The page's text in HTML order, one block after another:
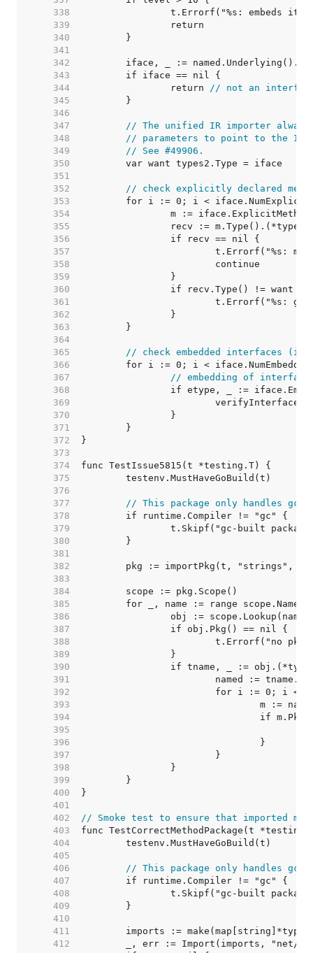
   338
   339
   340
   341
   342
   343
   344
		return
// not an
   345
   346
   347
// The unified IR importer
   348
// parameters to point to the
   349
// See #49906.
   350
   351
   352
// check explicitly declared
   353
   354
   355
   356
   357
   358
   359
   360
   361
   362
   363
   364
   365
// check embedded interfaces (if
   366
   367
// embedding of
   368
   369
   370
   371
   372
   373
   374
   375
   376
   377
// This package only handles gc
   378
   379
   380
   381
   382
   383
   384
   385
   386
   387
   388
   389
   390
   391
   392
   393
   394
   395
   396
   397
   398
   399
   400
   401
   402
// Smoke test to ensure that imported
   403
   404
   405
   406
// This package only handles gc
   407
   408
   409
   410
   411
   412